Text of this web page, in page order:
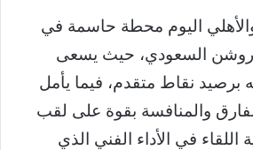
والأهلي اليوم محطة حاسمة في
السعودي، حيث يسعى
برصيد نقاط متقدم، فيما يأمل
والمنافسة بقوة على لقب
اللقاء في الأداء الفني الذي